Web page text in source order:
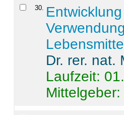
30.
Dr. rer. nat.
Laufzeit: